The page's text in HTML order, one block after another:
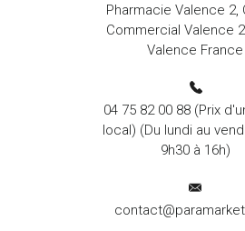
Pharmacie Valence 2,
Commercial Valence
Valence France
04 75 82 00 88(Prix
local) (Du lundi au
9h30 à 16h)